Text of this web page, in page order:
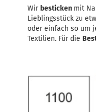
Wir besticken mit
Lieblingsstück zu
oder einfach so um
Textilien. Für die